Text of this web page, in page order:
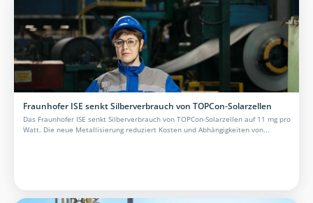
Fraunhofer ISE senkt Silberverbrauch von TOPCon-Solarzellen
Das Fraunhofer ISE senkt Silberverbrauch von TOPCon-Solarzellen auf 11 mg pro
Watt. Die neue Metallisierung reduziert Kosten und Abhängigkeiten von...